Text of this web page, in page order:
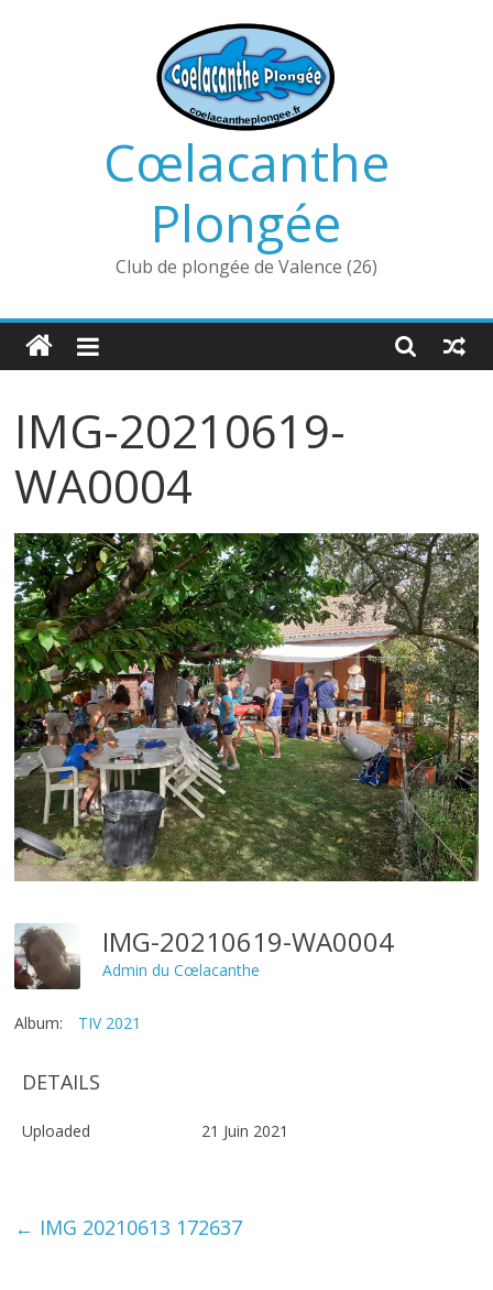
Cœlacanthe
Plongée
Club de plongée de Valence (26)
IMG-20210619-
WA0004
IMG-20210619-WA0004
Admin du Cœlacanthe
Album: TIV 2021
DETAILS
Uploaded 21 Juin 2021
← IMG 20210613 172637